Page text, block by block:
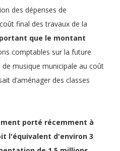
des dépenses de
final des travaux de la
que le montant
comptables sur la future
musique municipale au coût
d’aménager des classes
porté récemment à
l'équivalent d'environ 3